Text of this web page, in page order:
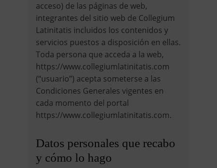
acceso) de las páginas de web,
integrantes del sitio web de Collegium
Latinitatis incluidos los contenidos y
servicios puestos a disposición en ellas.
Toda persona que acceda a la web,
https://www.collegiumlatinitatis.com
(“usuario”) acepta someterse a las
Condiciones Generales vigentes en
cada momento del portal
https://www.collegiumlatinitatis.com.
Datos personales que recabo
y cómo lo hago